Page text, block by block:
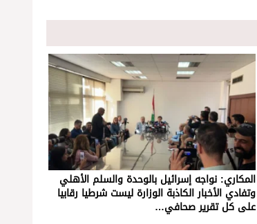
المكاري: نواجه إسرائيل بالوحدة والسلم الأهلي
وتفادي الأخبار الكاذبة الوزارة ليست شرطيا رقابيا
على كل تقرير صحافي…